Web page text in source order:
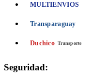
MULTIENVIOS
Transparaguay
Duchico Transporte
Seguridad: